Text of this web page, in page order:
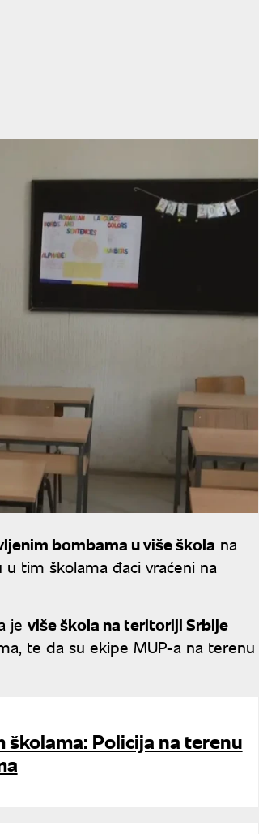
bombama u više škola na
tim školama đaci vraćeni na
je više škola na teritoriji Srbije
te da su ekipe MUP-a na terenu
Policija na terenu